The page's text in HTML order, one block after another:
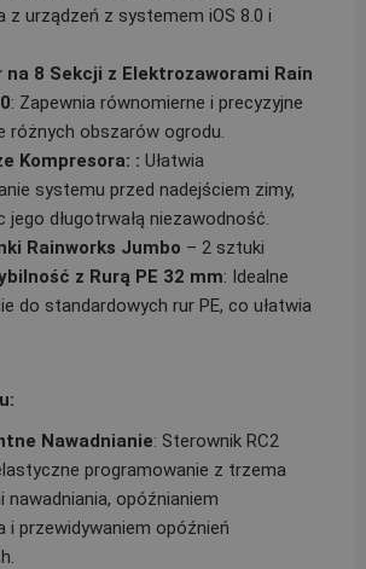
z urządzeń z systemem iOS 8.0 i
na 8 Sekcji z Elektrozaworami Rain
: Zapewnia równomierne i precyzyjne
różnych obszarów ogrodu.
Kompresora: :Ułatwia
systemu przed nadejściem zimy,
jego długotrwałą niezawodność.
Rainworks Jumbo – 2 sztuki
z Rurą PE 32 mm: Idealne
do standardowych rur PE, co ułatwia
Nawadnianie: Sterownik RC2
programowanie z trzema
nawadniania, opóźnianiem
i przewidywaniem opóźnień